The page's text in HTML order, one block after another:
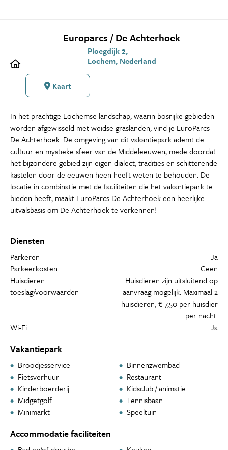
Europarcs / De Achterhoek
Ploegdijk 2,
Lochem, Nederland
Kaart
In het prachtige Lochemse landschap, waarin bosrijke gebieden
worden afgewisseld met weidse graslanden, vind je EuroParcs
De Achterhoek. De omgeving van dit vakantiepark ademt de
cultuur en mystieke sfeer van de Middeleeuwen, mede doordat
het bijzondere gebied zijn eigen dialect, tradities en schitterende
kastelen door de eeuwen heen heeft weten te behouden. De
locatie in combinatie met de faciliteiten die het vakantiepark te
bieden heeft, maakt EuroParcs De Achterhoek een heerlijke
uitvalsbasis om De Achterhoek te verkennen!
Diensten
Parkeren
Ja
Parkeerkosten
Geen
Huisdieren
toeslag/voorwaarden
Huisdieren zijn uitsluitend op
aanvraag mogelijk. Maximaal 2
huisdieren, € 7,50 per huisdier
per nacht.
Wi-Fi
Ja
Vakantiepark
Broodjesservice
Binnenzwembad
Fietsverhuur
Restaurant
Kinderboerderij
Kidsclub / animatie
Midgetgolf
Tennisbaan
Minimarkt
Speeltuin
Accommodatie faciliteiten